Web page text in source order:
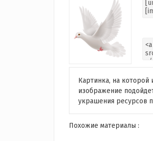
Картинка, на
изображение
украшения ресурсов
Похожие материалы :